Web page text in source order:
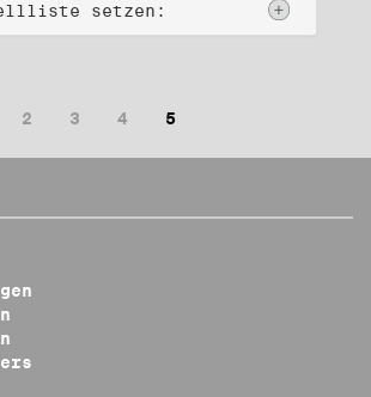
setzen:
2 3 4 5